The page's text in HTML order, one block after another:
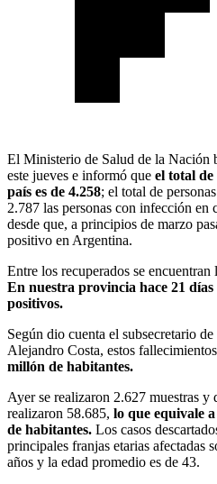
El Ministerio de Salud de la Nación
este jueves e informó que el total de
país es de 4.258; el total de
2.787 las personas con infección en
desde que, a principios de marzo
positivo en Argentina.
Entre los recuperados se
En nuestra provincia hace 21
positivos.
Según dio cuenta el subsecretario
Alejandro Costa, estos
millón de habitantes.
Ayer se realizaron 2.627 muestras y
realizaron 58.685, lo que equivale
de habitantes. Los casos
principales franjas etarias afectadas
años y la edad promedio es de 43.